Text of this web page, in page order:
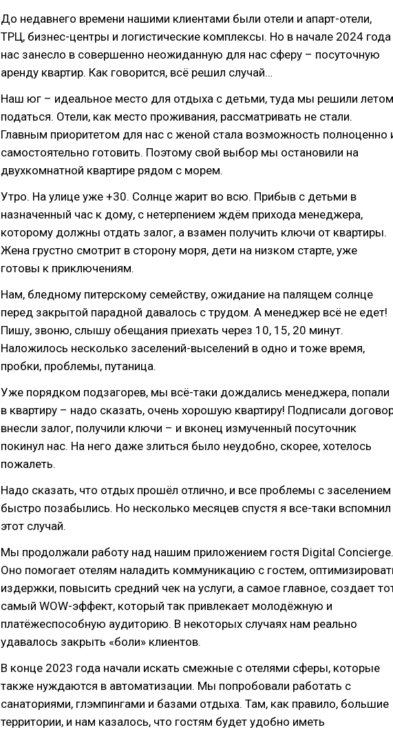
До недавнего времени нашими клиентами были отели и апарт-отели,
ТРЦ, бизнес-центры и логистические комплексы. Но в начале 2024 года
нас занесло в совершенно неожиданную для нас сферу – посуточную
аренду квартир. Как говорится, всё решил случай…
Наш юг – идеальное место для отдыха с детьми, туда мы решили летом
податься. Отели, как место проживания, рассматривать не стали.
Главным приоритетом для нас с женой стала возможность полноценно
самостоятельно готовить. Поэтому свой выбор мы остановили на
двухкомнатной квартире рядом с морем.
Утро. На улице уже +30. Солнце жарит во всю. Прибыв с детьми в
назначенный час к дому, с нетерпением ждём прихода менеджера,
которому должны отдать залог, а взамен получить ключи от квартиры.
Жена грустно смотрит в сторону моря, дети на низком старте, уже
готовы к приключениям.
Нам, бледному питерскому семейству, ожидание на палящем солнце
перед закрытой парадной давалось с трудом. А менеджер всё не едет!
Пишу, звоню, слышу обещания приехать через 10, 15, 20 минут.
Наложилось несколько заселений-выселений в одно и тоже время,
пробки, проблемы, путаница.
Уже порядком подзагорев, мы всё-таки дождались менеджера, попали
в квартиру – надо сказать, очень хорошую квартиру! Подписали
внесли залог, получили ключи – и вконец измученный посуточник
покинул нас. На него даже злиться было неудобно, скорее, хотелось
пожалеть.
Надо сказать, что отдых прошёл отлично, и все проблемы с заселением
быстро позабылись. Но несколько месяцев спустя я все-таки вспомнил
этот случай.
Мы продолжали работу над нашим приложением гостя Digital Concierge.
Оно помогает отелям наладить коммуникацию с гостем,
издержки, повысить средний чек на услуги, а самое главное, создает
самый WOW-эффект, который так привлекает молодёжную и
платёжеспособную аудиторию. В некоторых случаях нам реально
удавалось закрыть «боли» клиентов.
В конце 2023 года начали искать смежные с отелями сферы, которые
также нуждаются в автоматизации. Мы попробовали работать с
санаториями, глэмпингами и базами отдыха. Там, как правило, большие
территории, и нам казалось, что гостям будет удобно иметь